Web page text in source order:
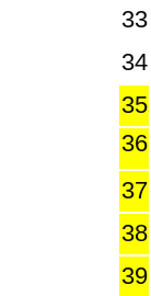
33
34
35
36
37
38
39